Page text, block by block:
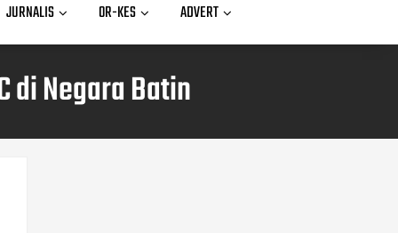
JURNALIS OR-KES ADVERT
di Negara Batin